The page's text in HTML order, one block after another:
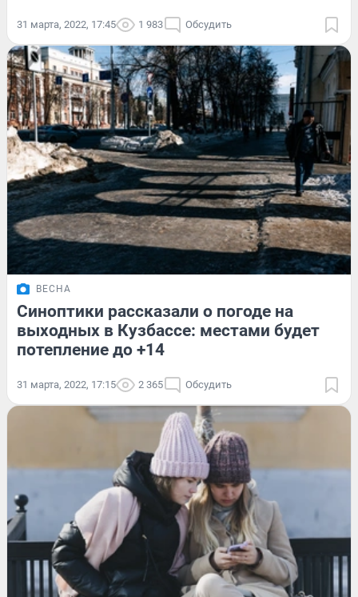
31 марта, 2022, 17:45 1 983 Обсудить
ВЕСНА
Синоптики рассказали о погоде на
выходных в Кузбассе: местами будет
потепление до +14
31 марта, 2022, 17:15 2 365 Обсудить